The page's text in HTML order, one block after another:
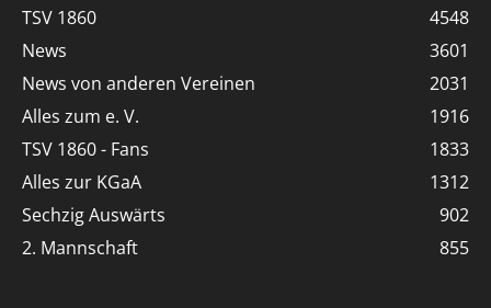
TSV 1860
4548
News
3601
News von anderen Vereinen
2031
Alles zum e. V.
1916
TSV 1860 - Fans
1833
Alles zur KGaA
1312
Sechzig Auswärts
902
2. Mannschaft
855